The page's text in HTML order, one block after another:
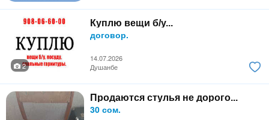
Куплю вещи б/у...
договор.
14.07.2026
2
Душанбе
Продаются стулья не дорого...
30 сом.